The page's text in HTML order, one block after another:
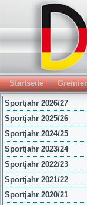
Startseite
Sportjahr 2026/27
Sportjahr 2025/26
Sportjahr 2024/25
Sportjahr 2023/24
Sportjahr 2022/23
Sportjahr 2021/22
Sportjahr 2020/21